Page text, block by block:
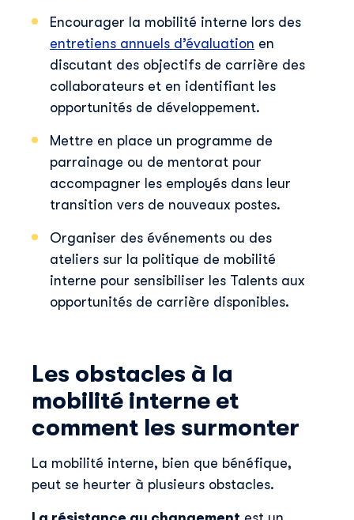
Encourager la mobilité interne lors des
entretiens annuels d’évaluation en
discutant des objectifs de carrière des
collaborateurs et en identifiant les
opportunités de développement.
Mettre en place un programme de
parrainage ou de mentorat pour
accompagner les employés dans leur
transition vers de nouveaux postes.
Organiser des événements ou des
ateliers sur la politique de mobilité
interne pour sensibiliser les Talents aux
opportunités de carrière disponibles.
Les obstacles à la
mobilité interne et
comment les surmonter
La mobilité interne, bien que bénéfique,
peut se heurter à plusieurs obstacles.